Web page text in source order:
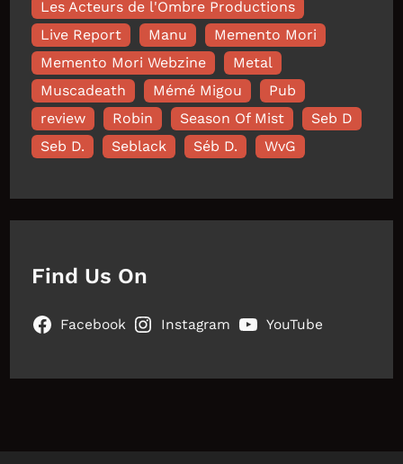
Les Acteurs de l'Ombre Productions
Live Report
Manu
Memento Mori
Memento Mori Webzine
Metal
Muscadeath
Mémé Migou
Pub
review
Robin Season Of Mist
Seb D
Seb D.
Seblack Séb D. WvG
Find Us On
Facebook Instagram YouTube